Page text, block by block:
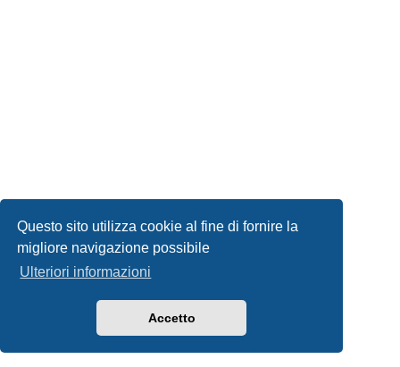
Questo sito utilizza cookie al fine di fornire la
migliore navigazione possibile
Ulteriori informazioni
Accetto